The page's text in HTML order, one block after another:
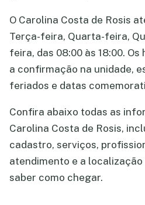
O Carolina Costa de Rosis
Terça-feira, Quarta-feira,
feira, das 08:00 às 18:00.
a confirmação na unidade,
feriados e datas
Confira abaixo todas as
Carolina Costa de Rosis,
cadastro, serviços,
atendimento e a localização
saber como chegar.